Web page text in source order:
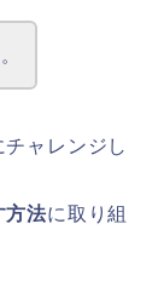
ャレンジし
方法に取り組